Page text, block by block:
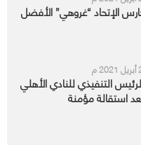
الإتحاد “غروهي” الأفضل
التنفيذي للنادي الأهلي
استقالة مؤمنة